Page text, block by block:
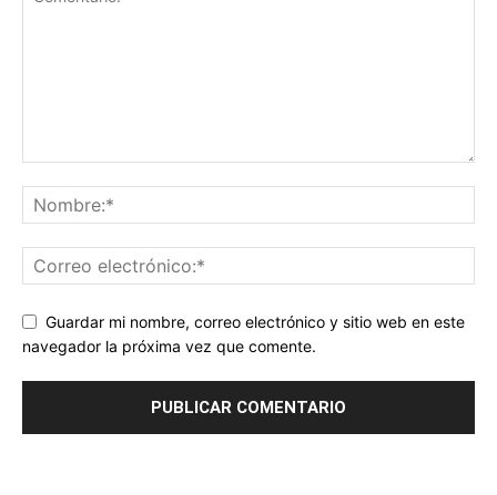
Guardar mi nombre, correo electrónico y sitio web en este
navegador la próxima vez que comente.